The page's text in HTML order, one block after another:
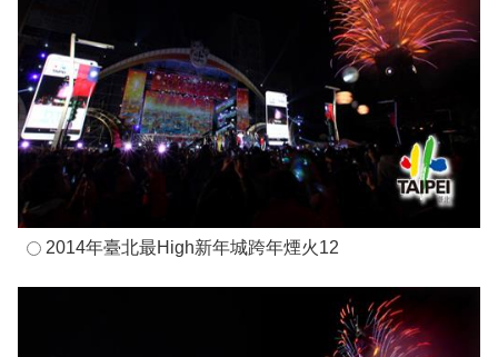
2014年臺北最High新年城跨年煙火12